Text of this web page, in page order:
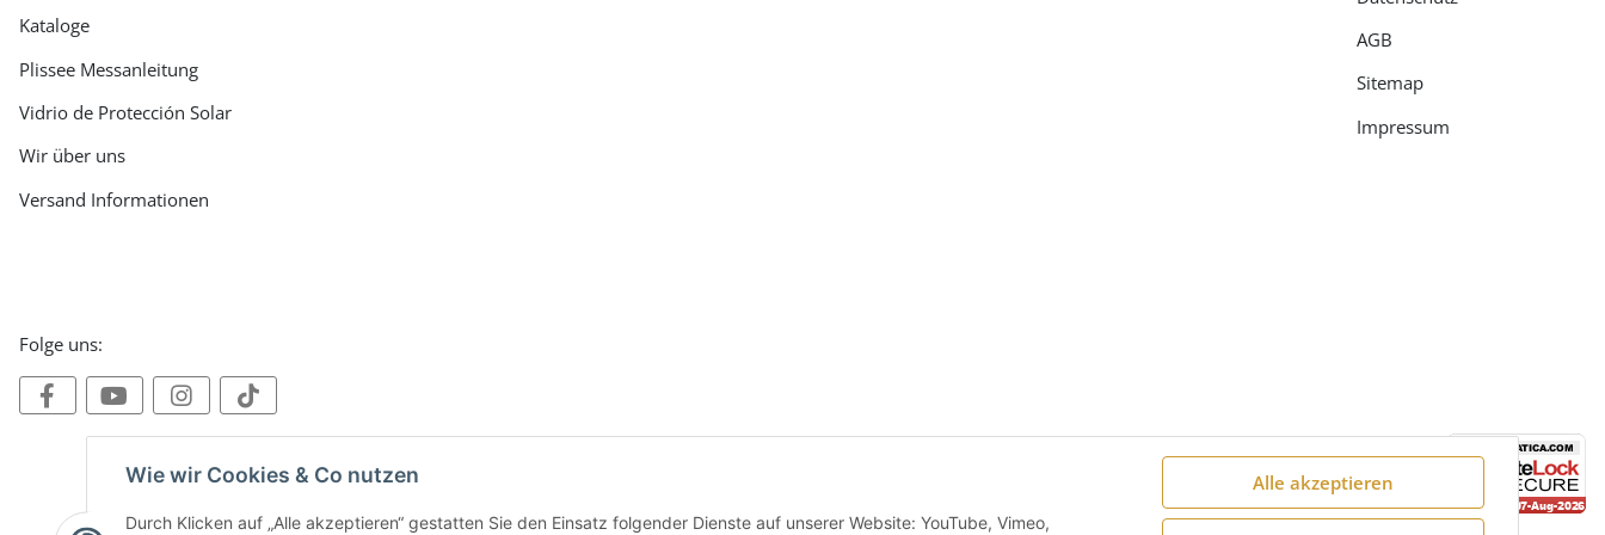
Alle akzeptieren
Wie wir Cookies & Co nutzen
Durch Klicken auf „Alle akzeptieren“ gestatten Sie den Einsatz folgender Dienste auf unserer Website: YouTube, Vimeo,
Kataloge
Plissee Messanleitung
Vidrio de Protección Solar
Wir über uns
Versand Informationen
AGB
Sitemap
Impressum
Folge uns: